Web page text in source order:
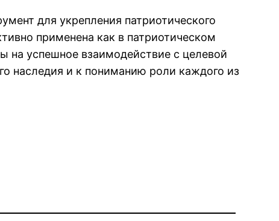
для укрепления патриотического
применена как в патриотическом
на успешное взаимодействие с целевой
наследия и к пониманию роли каждого из